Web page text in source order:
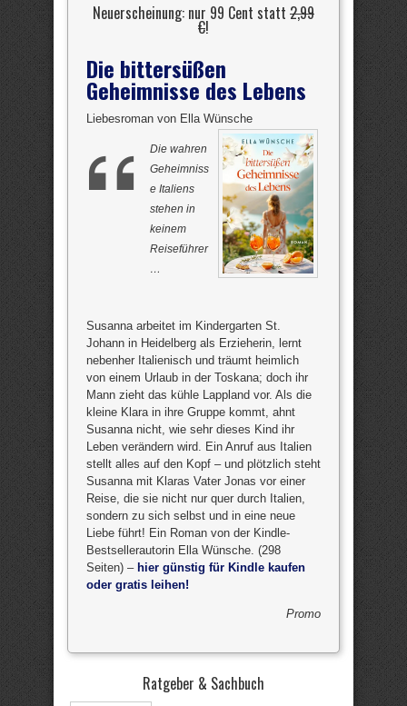
Neuerscheinung: nur 99 Cent statt 2,99
€!
Die bittersüßen
Geheimnisse des Lebens
Liebesroman von Ella Wünsche
Die wahren
Geheimniss
e Italiens
stehen in
keinem
Reiseführer
…
Susanna arbeitet im Kindergarten St.
Johann in Heidelberg als Erzieherin, lernt
nebenher Italienisch und träumt heimlich
von einem Urlaub in der Toskana; doch ihr
Mann zieht das kühle Lappland vor. Als die
kleine Klara in ihre Gruppe kommt, ahnt
Susanna nicht, wie sehr dieses Kind ihr
Leben verändern wird. Ein Anruf aus Italien
stellt alles auf den Kopf – und plötzlich steht
Susanna mit Klaras Vater Jonas vor einer
Reise, die sie nicht nur quer durch Italien,
sondern zu sich selbst und in eine neue
Liebe führt! Ein Roman von der Kindle-
Bestsellerautorin Ella Wünsche. (298
Seiten) – hier günstig für Kindle kaufen
oder gratis leihen!
Promo
Ratgeber & Sachbuch